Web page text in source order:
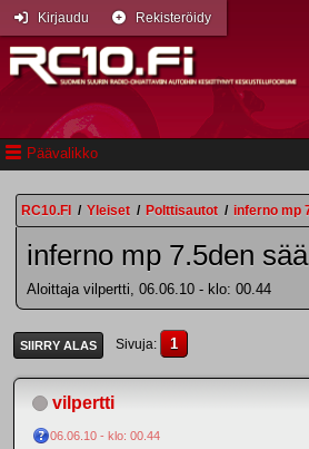
Päävalikko
Kirjaudu Rekisteröidy
RC10.FI / Yleiset / Polttisautot / inferno mp
inferno mp 7.5den
Aloittaja vilpertti, 06.06.10 - klo: 00.44
SIIRRY ALAS Sivuja 1
vilpertti
06.06.10 - klo: 00.44